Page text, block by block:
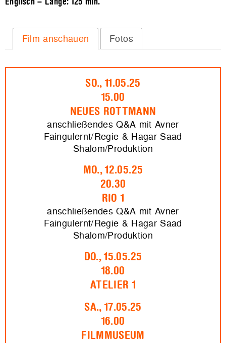
Film anschauen Fotos
SO., 11.05.25
15.00
NEUES ROTTMANN
anschließendes Q&A mit Avner
Faingulernt/Regie & Hagar Saad
Shalom/Produktion
MO., 12.05.25
20.30
RIO 1
anschließendes Q&A mit Avner
Faingulernt/Regie & Hagar Saad
Shalom/Produktion
DO., 15.05.25
18.00
ATELIER 1
SA., 17.05.25
16.00
FILMMUSEUM